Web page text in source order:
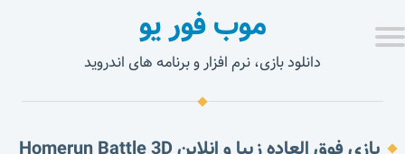
موب فور یو
دانلود بازی، نرم افزار و برنامه های اندروید